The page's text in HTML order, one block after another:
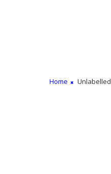
Home Unlabelled